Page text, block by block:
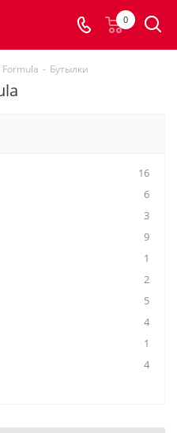
0
Formula - Бутылки
16
6
3
9
1
2
5
4
1
4